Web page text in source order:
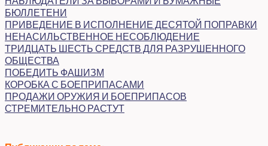
БЮЛЛЕТЕНИ
ПРИВЕДЕНИЕ В ИСПОЛНЕНИЕ ДЕСЯТОЙ ПОПРАВКИ
НЕНАСИЛЬСТВЕННОЕ НЕСОБЛЮДЕНИЕ
ТРИДЦАТЬ ШЕСТЬ СРЕДСТВ ДЛЯ РАЗРУШЕННОГО
ОБЩЕСТВА
ПОБЕДИТЬ ФАШИЗМ
КОРОБКА С БОЕПРИПАСАМИ
ПРОДАЖИ ОРУЖИЯ И БОЕПРИПАСОВ
СТРЕМИТЕЛЬНО РАСТУТ